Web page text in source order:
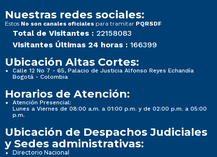
Nuestras redes sociales:
Estos No son canales oficiales para tramitar PQRSDF
Total de Visitantes : 22158083
Visitantes Últimas 24 horas : 166399
Ubicación Altas Cortes:
Calle 12 No 7 - 65, Palacio de Justicia Alfonso Reyes Echandía
Bogotá - Colombia
Horarios de Atención:
Atención Presencial:
Lunes a Viernes de 08:00 a.m. a 01:00 p.m. y de 02:00 p.m. a 05:00
p.m.
Ubicación de Despachos Judiciales
y Sedes administrativas:
Directorio Nacional